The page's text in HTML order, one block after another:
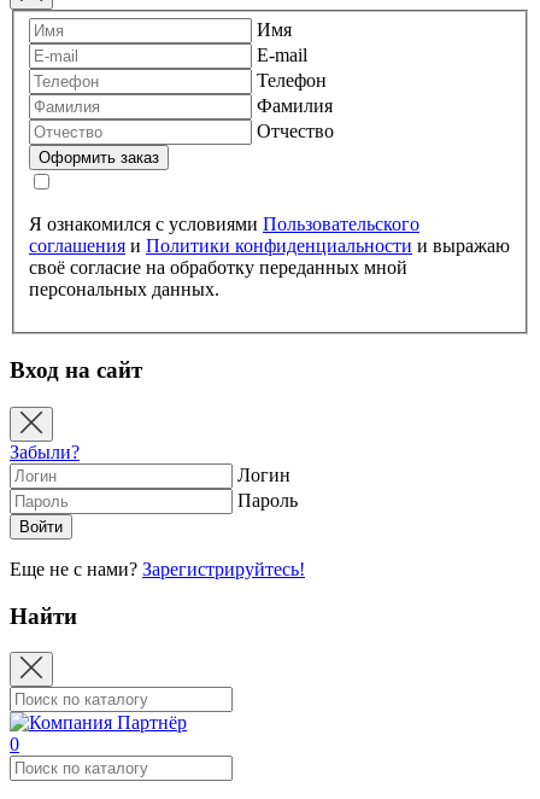
Имя
E-mail
Телефон
Фамилия
Отчество
Я ознакомился с условиями Пользовательского
соглашения и Политики конфиденциальности и выражаю
своё согласие на обработку переданных мной
персональных данных.
Вход на сайт
Забыли?
Логин
Пароль
Еще не с нами? Зарегистрируйтесь!
Найти
0